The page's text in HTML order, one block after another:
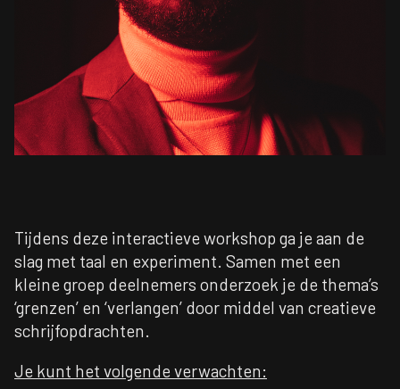
Tijdens deze interactieve workshop ga je aan de
slag met taal en experiment. Samen met een
kleine groep deelnemers onderzoek je de thema’s
‘grenzen’ en ‘verlangen’ door middel van creatieve
schrijfopdrachten.
Je kunt het volgende verwachten: